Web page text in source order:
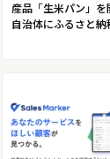
産品「生米パン」
自治体にふるさと納
ッドホースコーポ